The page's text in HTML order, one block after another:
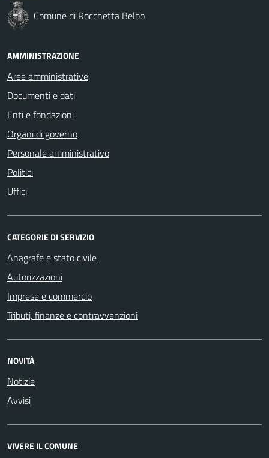
Comune di Rocchetta Belbo
AMMINISTRAZIONE
Aree amministrative
Documenti e dati
Enti e fondazioni
Organi di governo
Personale amministrativo
Politici
Uffici
CATEGORIE DI SERVIZIO
Anagrafe e stato civile
Autorizzazioni
Imprese e commercio
Tributi, finanze e contravvenzioni
NOVITÀ
Notizie
Avvisi
VIVERE IL COMUNE